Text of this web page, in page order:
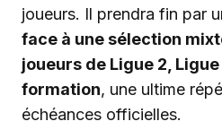
joueurs. Il prendra fin par
face à une sélection
joueurs de Ligue 2,
formation, une ultime
échéances officielles.